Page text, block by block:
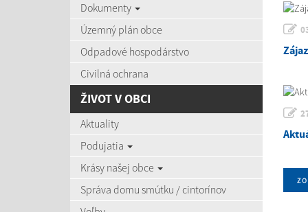
Dokumenty
Územný plán obce
Odpadové hospodárstvo
Civilná ochrana
ŽIVOT V OBCI
Aktuality
Podujatia
Krásy našej obce
Správa domu smútku / cintorínov